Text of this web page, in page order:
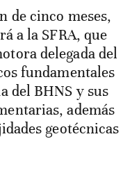
a la SFRA, que
delegada del
fundamentales
del BHNS y sus
además
geotécnicas